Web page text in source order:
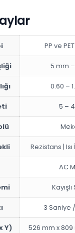
PP ve
5 mm
0.60 –
5 –
Rezistans | Isı
AC
3 Saniye
Y) 526 mm x